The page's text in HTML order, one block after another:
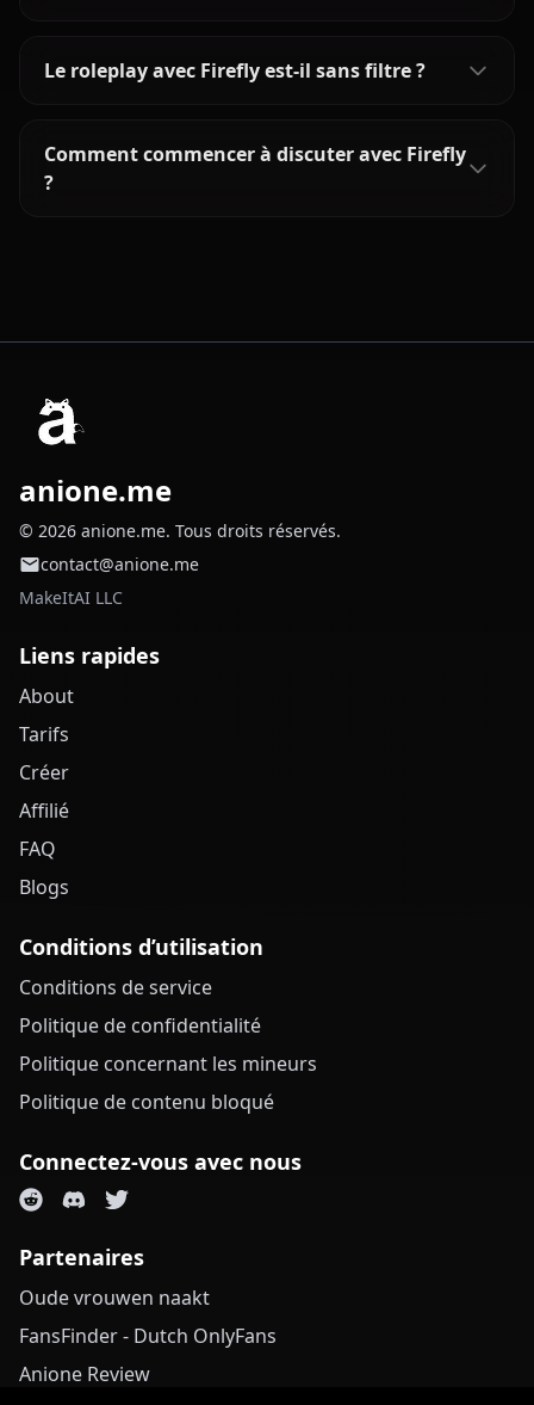
Le roleplay avec Firefly est-il sans filtre ?
Comment commencer à discuter avec Firefly
?
anione.me
© 2026 anione.me. Tous droits réservés.
contact@anione.me
MakeItAI LLC
Liens rapides
About
Tarifs
Créer
Affilié
FAQ
Blogs
Conditions d’utilisation
Conditions de service
Politique de confidentialité
Politique concernant les mineurs
Politique de contenu bloqué
Connectez-vous avec nous
Partenaires
Oude vrouwen naakt
FansFinder - Dutch OnlyFans
Anione Review